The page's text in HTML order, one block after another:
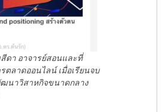
ดา อาจารย์สอนและที่
ลาดออนไลน์ เมื่อเรียนจบ
ฒนาวิสาหกิจขนาดกลาง